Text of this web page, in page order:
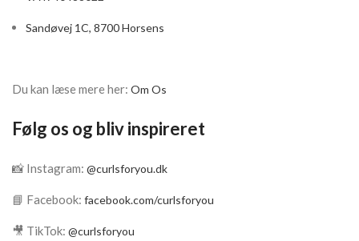
Sandøvej 1C, 8700 Horsens
Du kan læse mere her: Om Os
Følg os og bliv inspireret
📸 Instagram: @curlsforyou.dk
📘 Facebook: facebook.com/curlsforyou
🎥 TikTok: @curlsforyou